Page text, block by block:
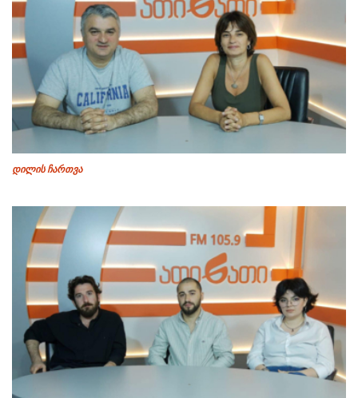
დილის ჩართვა